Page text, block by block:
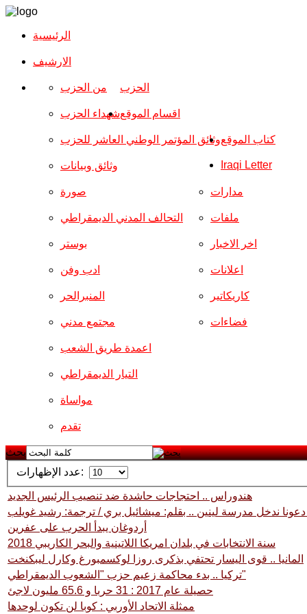
الرئيسية
الارشیف
الحزب من الحزب
شهداء الحزب
وثائق المؤتمر الوطني العاشر للحزب
وثائق وبيانات
اقسام الموقع
صورة
التحالف المدني الديمقراطي
بوستر
ادب وفن
المنبرالحر
مجتمع مدني
مدارات
ملفات
اخر الاخبار
اعلانات
كاريكاتير
فضاءات
اعمدة طريق الشعب
التيار الديمقراطي
مواساة
تقدم
كتاب الموقع
Iraqi Letter
بحث
عدد الإظهارات:
هندوراس .. احتجاجات حاشدة ضد تنصيب الرئيس الجديد
ندخل مدرسة لينين .. بقلم: ميشائيل بري / ترجمة: رشيد غويلب
أردوغان يبدأ الحرب على عفرين
2018 سنة الانتخابات في بلدان امريكا اللاتينية والبحر الكاريبي
المانيا .. قوى اليسار تحتفي بذكرى روزا لوكسمبورغ وكارل ليبكنخت
تركيا .. بدء محاكمة زعيم حزب "الشعوب الديمقراطي"
حصيلة عام 2017 : 31 حربا و 65.6 مليون لاجئ
ممثلة الاتحاد الأوربي : كوبا لن تكون لوحدها